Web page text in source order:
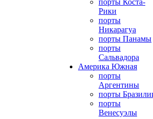
порты Коста-
Рики
порты
Никарагуа
порты Панамы
порты
Сальвадора
Америка Южная
порты
Аргентины
порты
порты
Венесуэлы